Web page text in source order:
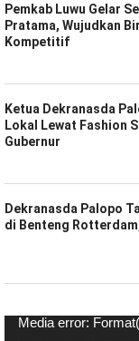
Pemkab Luwu Gelar
Pratama, Wujudkan
Kompetitif
Ketua Dekranasda
Lokal Lewat Fashion
Gubernur
Dekranasda Palopo
di Benteng
Pemutar
Media error: